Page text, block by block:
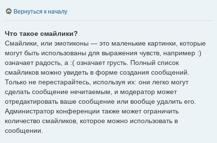
Вернуться к началу
Что такое смайлики?
Смайлики, или эмотиконы — это маленькие картинки, которые
могут быть использованы для выражения чувств, например :)
означает радость, а :( означает грусть. Полный список
смайликов можно увидеть в форме создания сообщений.
Только не перестарайтесь, используя их: они легко могут
сделать сообщение нечитаемым, и модератор может
отредактировать ваше сообщение или вообще удалить его.
Администратор конференции также может ограничить
количество смайликов, которое можно использовать в
сообщении.